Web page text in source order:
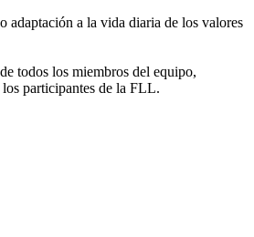
o adaptación a la vida diaria de los valores
todos los miembros del equipo,
participantes de la FLL.